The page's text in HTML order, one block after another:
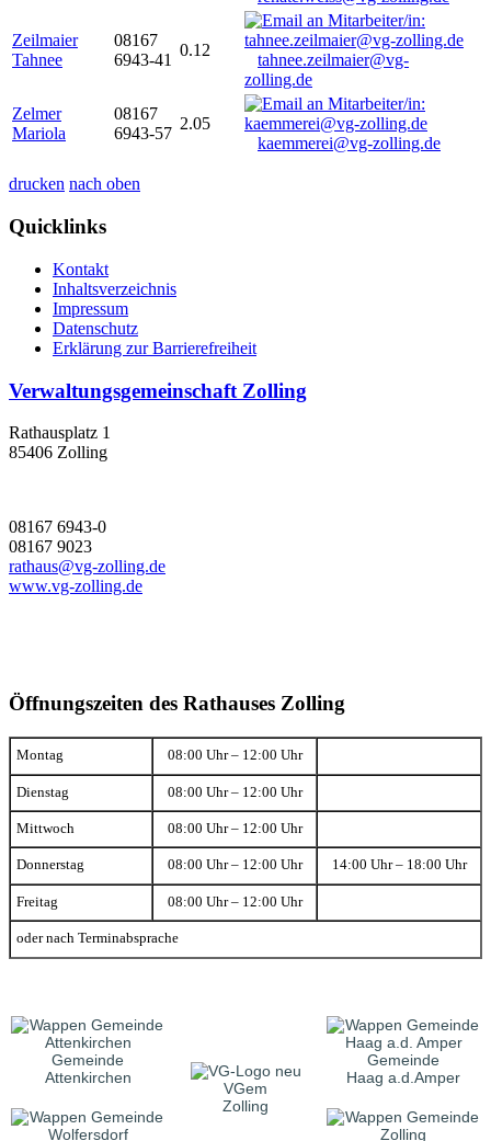
Zeilmaier
Tahnee
08167
6943-41
0.12
tahnee.zeilmaier@vg-
zolling.de
Zelmer
Mariola
08167
6943-57
2.05
kaemmerei@vg-zolling.de
drucken nach oben
Quicklinks
Kontakt
Inhaltsverzeichnis
Impressum
Datenschutz
Erklärung zur Barrierefreiheit
Verwaltungsgemeinschaft Zolling
Rathausplatz 1
85406 Zolling
08167 6943-0
08167 9023
rathaus@vg-zolling.de
www.vg-zolling.de
Öffnungszeiten des Rathauses Zolling
Montag 08:00 Uhr – 12:00 Uhr
Dienstag 08:00 Uhr – 12:00 Uhr
Mittwoch 08:00 Uhr – 12:00 Uhr
Donnerstag 08:00 Uhr – 12:00 Uhr 14:00 Uhr – 18:00 Uhr
Freitag 08:00 Uhr – 12:00 Uhr
oder nach Terminabsprache
Gemeinde
Attenkirchen
VGem
Zolling
Gemeinde
Haag a.d.Amper